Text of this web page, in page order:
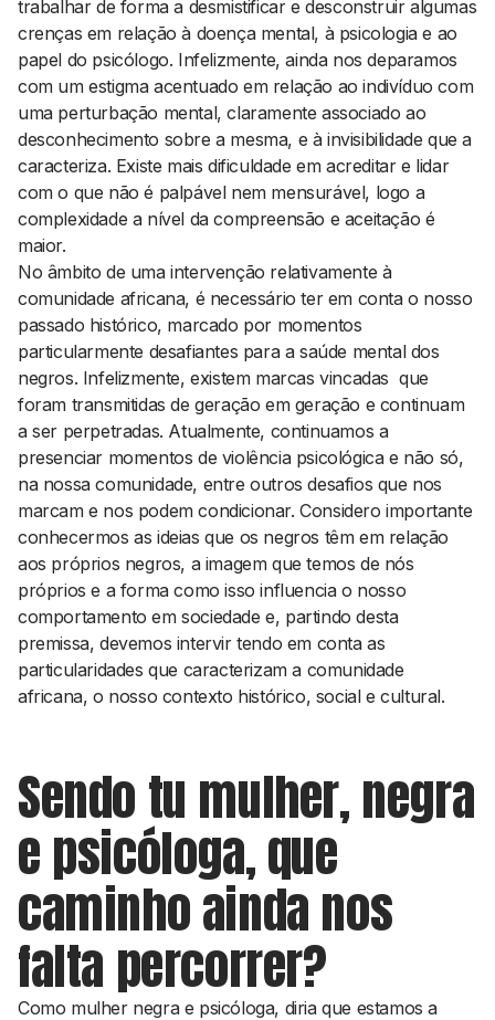
trabalhar de forma a desmistificar e desconstruir algumas
crenças em relação à doença mental, à psicologia e ao
papel do psicólogo. Infelizmente, ainda nos deparamos
com um estigma acentuado em relação ao indivíduo com
uma perturbação mental, claramente associado ao
desconhecimento sobre a mesma, e à invisibilidade que a
caracteriza. Existe mais dificuldade em acreditar e lidar
com o que não é palpável nem mensurável, logo a
complexidade a nível da compreensão e aceitação é
maior.
No âmbito de uma intervenção relativamente à
comunidade africana, é necessário ter em conta o nosso
passado histórico, marcado por momentos
particularmente desafiantes para a saúde mental dos
negros. Infelizmente, existem marcas vincadas que
foram transmitidas de geração em geração e continuam
a ser perpetradas. Atualmente, continuamos a
presenciar momentos de violência psicológica e não só,
na nossa comunidade, entre outros desafios que nos
marcam e nos podem condicionar. Considero importante
conhecermos as ideias que os negros têm em relação
aos próprios negros, a imagem que temos de nós
próprios e a forma como isso influencia o nosso
comportamento em sociedade e, partindo desta
premissa, devemos intervir tendo em conta as
particularidades que caracterizam a comunidade
africana, o nosso contexto histórico, social e cultural.
Sendo tu mulher, negra
e psicóloga, que
caminho ainda nos
falta percorrer?
Como mulher negra e psicóloga, diria que estamos a